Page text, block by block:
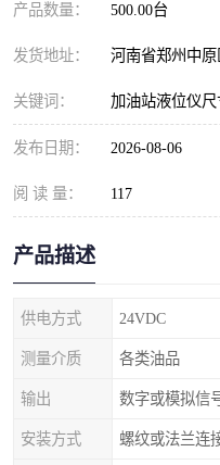
产品数量： 500.00台
发货地址： 河南省郑州中原
关键词： 加油站液位仪尺
发布日期： 2026-08-06
阅 读 量： 117
产品描述
供电方式 24VDC
测量介质 各类油品
输出 数字或模拟信
安装方式 螺纹或法兰连